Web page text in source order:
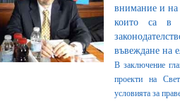
внимание и на
които са в
въвеждане на
В заключение
проекти на
условията за